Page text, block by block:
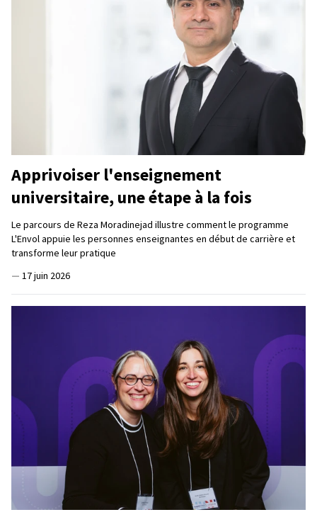
Apprivoiser l'enseignement
universitaire, une étape à la fois
Le parcours de Reza Moradinejad illustre comment le programme
L'Envol appuie les personnes enseignantes en début de carrière et
transforme leur pratique
— 17 juin 2026